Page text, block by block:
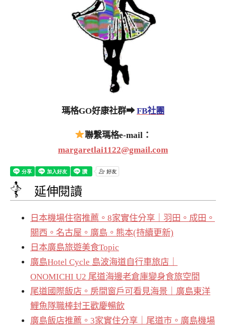
瑪格GO好康社群➡FB社團
聯繫瑪格e-mail：
margaretlai1122@gmail.com
延伸閱讀
日本機場住宿推薦。8家實住分享｜羽田。成田。
關西。名古屋。廣島。熊本(持續更新)
日本廣島旅遊美食Topic
廣島Hotel Cycle 島波海道自行車旅店｜
ONOMICHI U2 尾道海邊老倉庫變身食旅空間
尾道國際飯店。房間窗戶可看見海景｜廣島東洋
鯉魚隊職棒封王歡慶暢飲
廣島飯店推薦。3家實住分享｜尾道市。廣島機場